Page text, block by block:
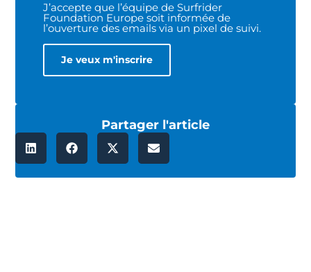
J’accepte que l’équipe de Surfrider
Foundation Europe soit informée de
l’ouverture des emails via un pixel de suivi.
Partager l'article